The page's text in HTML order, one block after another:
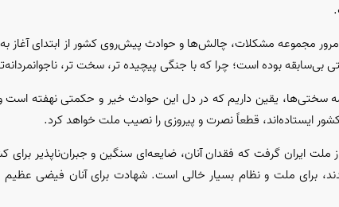
مجموعه مشکلات، چالش‌ها و حوادث پیش‌روی کشور از ابتدای آغاز
بی‌سابقه بوده است؛ چرا که با جنگی پیچیده تر، سخت تر،
یقین داریم که در دل این حوادث خیر و حکمتی نهفته است و
ایستاده‌اند، قطعاً نصرت و پیروزی را نصیب ملت خواهد کرد.
ملت ایران گرفت که فقدان آنان، ضایعه‌ای سنگین و جبران‌ناپذیر
برای ملت و نظام بسیار خالی است. شهادت برای آنان فیضی عظیم